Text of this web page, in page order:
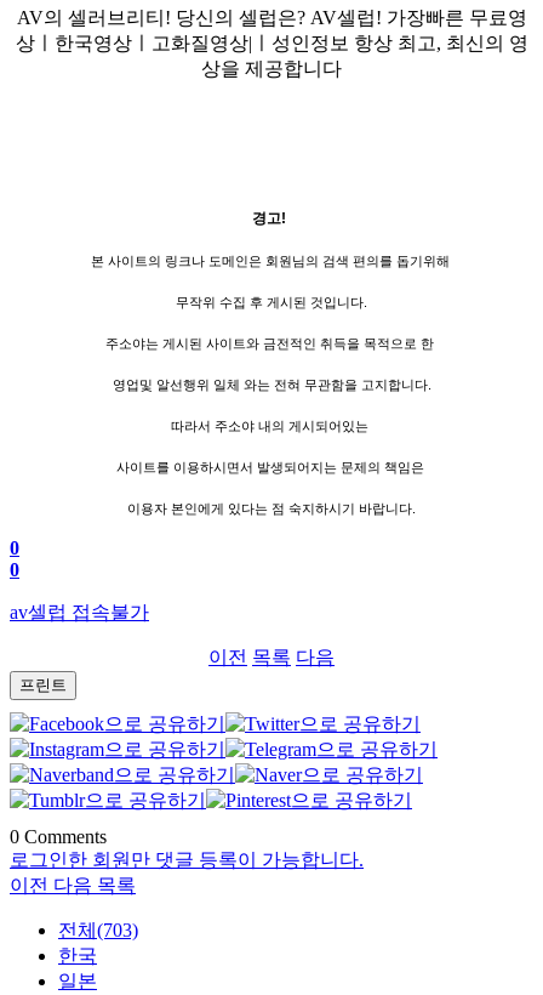
AV의 셀러브리티! 당신의 셀럽은? AV셀럽! 가장빠른 무료영
상ㅣ한국영상ㅣ고화질영상|ㅣ성인정보 항상 최고, 최신의 영
상을 제공합니다
경고!
본 사이트의 링크나 도메인은 회원님의 검색 편의를 돕기위해
무작위 수집 후 게시된 것입니다.
주소야는 게시된 사이트와 금전적인 취득을 목적으로 한
영업및 알선행위 일체 와는 전혀 무관함을 고지합니다.
따라서 주소야 내의 게시되어있는
사이트를 이용하시면서 발생되어지는 문제의 책임은
이용자 본인에게 있다는 점 숙지하시기 바랍니다.
0
0
av셀럽 접속불가
이전 목록 다음
프린트
0 Comments
로그인한 회원만 댓글 등록이 가능합니다.
이전 다음 목록
전체(703)
한국
일본